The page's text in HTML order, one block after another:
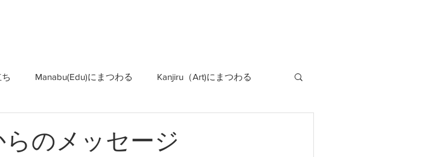
Manabu(Edu)にまつわる Kanjiru（Art)にまつわる
のメッセージ